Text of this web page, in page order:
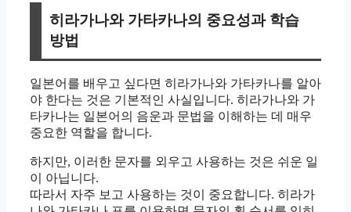
히라가나와 가타카나의 중요성과 학습
방법
일본어를 배우고 싶다면 히라가나와 가타카나를 알아
야 한다는 것은 기본적인 사실입니다. 히라가나와 가
타카나는 일본어의 음운과 문법을 이해하는 데 매우
중요한 역할을 합니다.
하지만, 이러한 문자를 외우고 사용하는 것은 쉬운 일
이 아닙니다.
따라서 자주 보고 사용하는 것이 중요합니다. 히라가